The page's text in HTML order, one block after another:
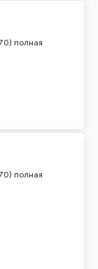
полная
полная